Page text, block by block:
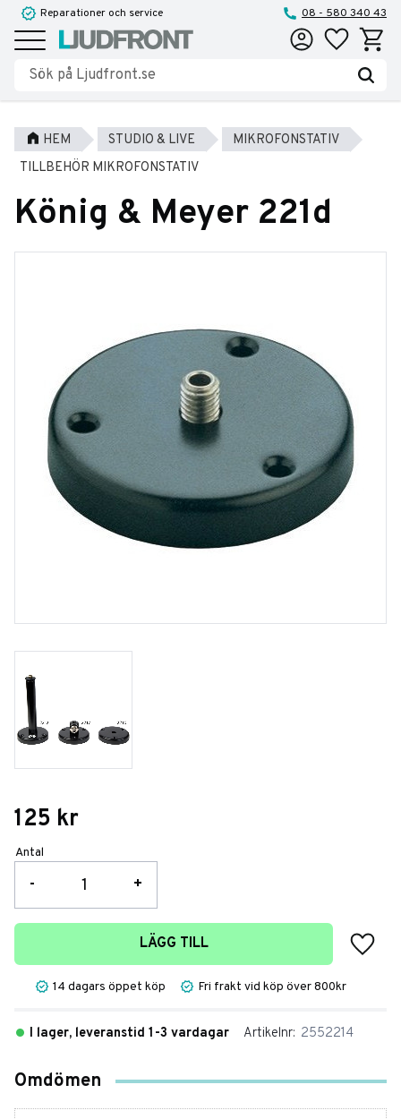
Meny
Reparationer och service 08 - 580 340 43
Favoriter
HEM STUDIO & LIVE
MIKROFONSTATIV
TILLBEHÖR MIKROFONSTATIV
König & Meyer 221d
125 kr
Antal
+
-
LÄGG TILL
Lägg
14 dagars öppet köp Fri frakt vid köp över 800kr
I lager, leveranstid 1-3 vardagar Artikelnr 2552214
Omdömen